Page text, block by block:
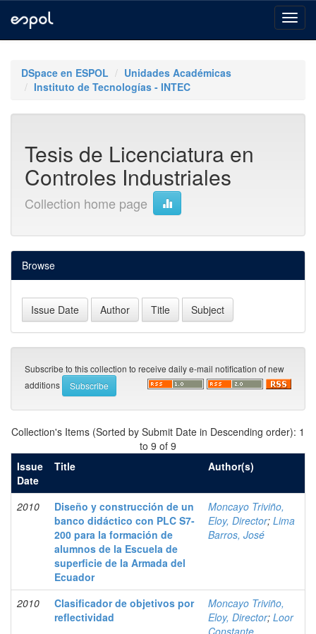
navigationDSpace en ESPOL
Unidades Académicas
Instituto de Tecnologías - INTEC
Tesis de Licenciatura en
Controles Industriales
Collection home page
Browse
Subscribe to this collection to receive daily e-mail notification of new
additions
Collection's Items (Sorted by Submit Date in Descending order): 1
to 9 of 9
Issue
Date
Title Author(s)
2010
Diseño y construcción de un
banco didáctico con PLC S7-
200 para la formación de
alumnos de la Escuela de
superficie de la Armada del
Ecuador
Moncayo Triviño,
Eloy, Director; Lima
Barros, José
2010
Clasificador de objetivos por
reflectividad
Moncayo Triviño,
Eloy, Director; Loor